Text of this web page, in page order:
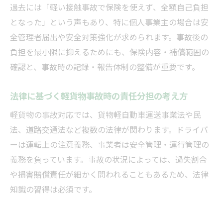
過去には「軽い接触事故で保険を使えず、全額自己負担
となった」という声もあり、特に個人事業主の場合は安
全管理者届出や安全対策強化が求められます。事故後の
負担を最小限に抑えるためにも、保険内容・補償範囲の
確認と、事故時の記録・報告体制の整備が重要です。
法律に基づく軽貨物事故時の責任分担の考え方
軽貨物の事故対応では、貨物軽自動車運送事業法や民
法、道路交通法など複数の法律が関わります。ドライバ
ーは運転上の注意義務、事業者は安全管理・運行管理の
義務を負っています。事故の状況によっては、過失割合
や損害賠償責任が細かく問われることもあるため、法律
知識の習得は必須です。